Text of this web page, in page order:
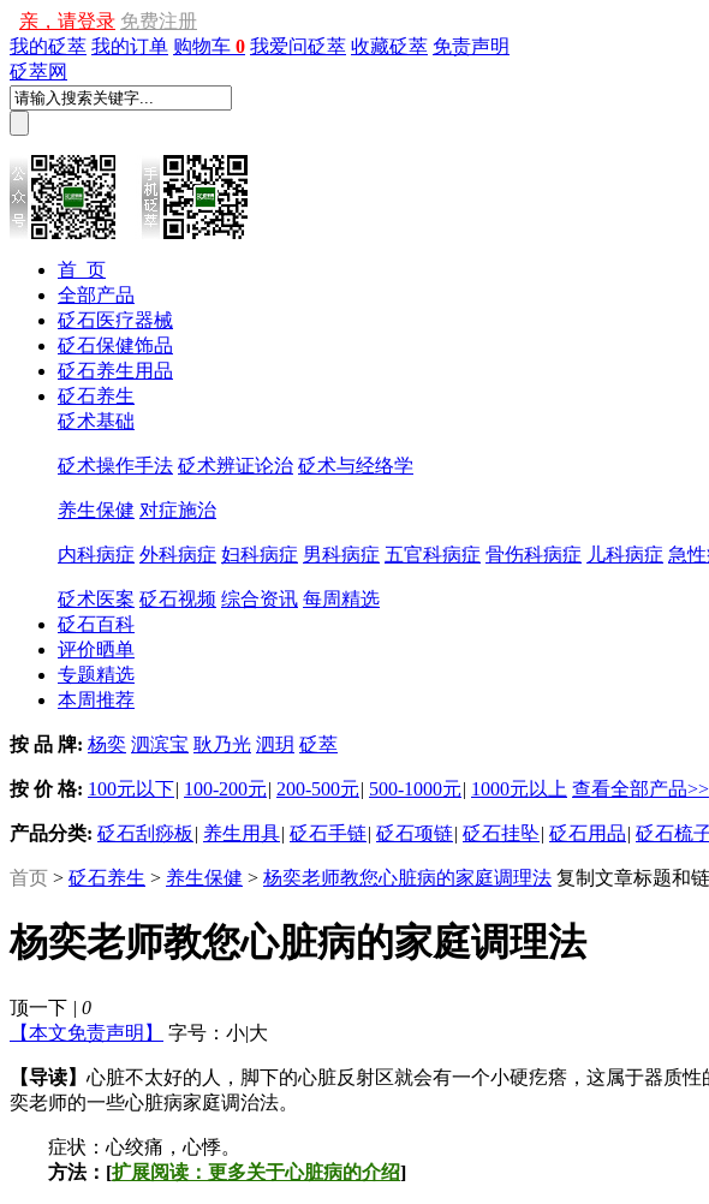
亲，请登录 免费注册
我的砭萃 我的订单 购物车 0 我爱问砭萃 收藏砭萃 免责声明
砭萃网
首 页
全部产品
砭石医疗器械
砭石保健饰品
砭石养生用品
砭石养生
砭术基础
砭术操作手法 砭术辨证论治 砭术与经络学
养生保健 对症施治
内科病症 外科病症 妇科病症 男科病症 五官科病症 骨伤科病症 儿科病症 急
砭术医案 砭石视频 综合资讯 每周精选
砭石百科
评价晒单
专题精选
本周推荐
按 品 牌: 杨奕 泗滨宝 耿乃光 泗玥 砭萃
按 价 格: 100元以下| 100-200元| 200-500元| 500-1000元| 1000元以上 查看全部产品>>
产品分类: 砭石刮痧板 | 养生用具| 砭石手链| 砭石项链| 砭石挂坠| 砭石用品| 砭石梳
首页 > 砭石养生 > 养生保健 > 杨奕老师教您心脏病的家庭调理法 复制文章标题和
杨奕老师教您心脏病的家庭调理法
顶一下 | 0
【本文免责声明】
字号： 小|大
【导读】 心脏不太好的人，脚下的心脏反射区就会有一个小硬疙瘩，这属于器质
奕老师的一些心脏病家庭调治法。
症状：心绞痛，心悸。
方法：[扩展阅读： 更多关于心脏病的介绍]